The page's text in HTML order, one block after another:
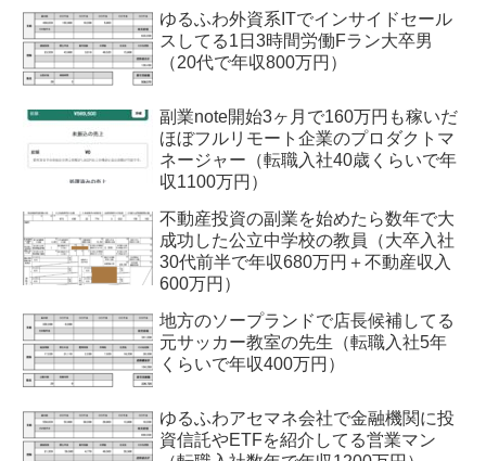
ゆるふわ外資系ITでインサイドセール
スしてる1日3時間労働Fラン大卒男
（20代で年収800万円）
副業note開始3ヶ月で160万円も稼いだ
ほぼフルリモート企業のプロダクトマ
ネージャー（転職入社40歳くらいで年
収1100万円）
不動産投資の副業を始めたら数年で大
成功した公立中学校の教員（大卒入社
30代前半で年収680万円＋不動産収入
600万円）
地方のソープランドで店長候補してる
元サッカー教室の先生（転職入社5年
くらいで年収400万円）
ゆるふわアセマネ会社で金融機関に投
資信託やETFを紹介してる営業マン